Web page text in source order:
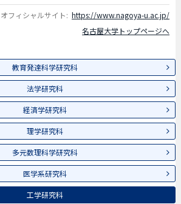
オフィシャルサイト: https://www.nagoya-u.ac.jp/
名古屋大学トップページへ
教育発達科学研究科
法学研究科
経済学研究科
理学研究科
多元数理科学研究科
医学系研究科
工学研究科